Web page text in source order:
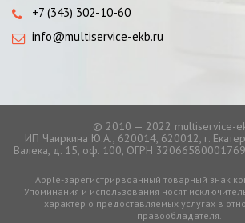
+7 (343) 302-10-60
info@multiservice-ekb.ru
© 2010 — 2022 multiservice-
ИП Чаиркина Ю.А., 620014, 620012, г.
Валека, д. 15, оф. 100, ОГРН
Apple-зарегистрирвоанный товарный знак
Упоминания и использования носят
характер о предоставляемых услугах в
правообладателя.